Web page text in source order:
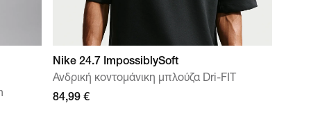
Nike 24.7 ImpossiblySoft
Ανδρική κοντομάνικη μπλούζα Dri-FIT
84,99 €